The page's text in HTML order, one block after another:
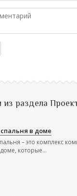
из раздела
в доме
– это комплекс
которые...